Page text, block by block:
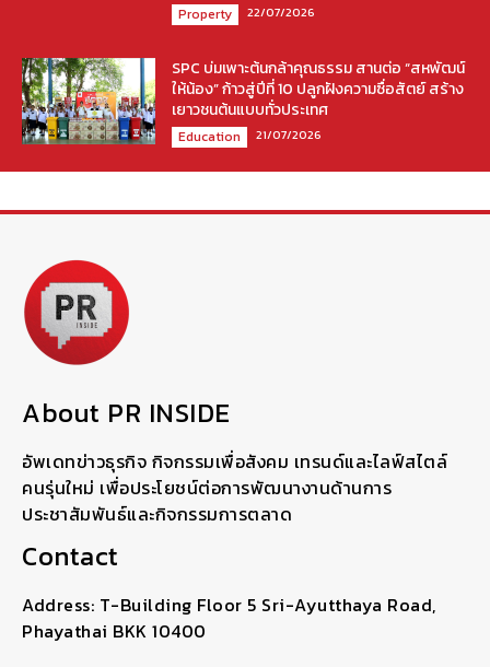
Property 22/07/2026
SPC บ่มเพาะต้นกล้าคุณธรรม สานต่อ “สหพัฒน์
ให้น้อง” ก้าวสู่ปีที่ 10 ปลูกฝังความซื่อสัตย์ สร้าง
เยาวชนต้นแบบทั่วประเทศ
Education 21/07/2026
About PR INSIDE
อัพเดทข่าวธุรกิจ กิจกรรมเพื่อสังคม เทรนด์และไลฟ์สไตล์
คนรุ่นใหม่ เพื่อประโยชน์ต่อการพัฒนางานด้านการ
ประชาสัมพันธ์และกิจกรรมการตลาด
Contact
Address: T-Building Floor 5 Sri-Ayutthaya Road,
Phayathai BKK 10400